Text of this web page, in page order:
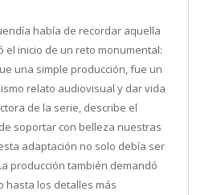
había de recordar aquella
el inicio de un reto monumental:
una simple producción, fue un
relato audiovisual y dar vida
de la serie, describe el
soportar con belleza nuestras
adaptación no solo debía ser
producción también demandó
hasta los detalles más